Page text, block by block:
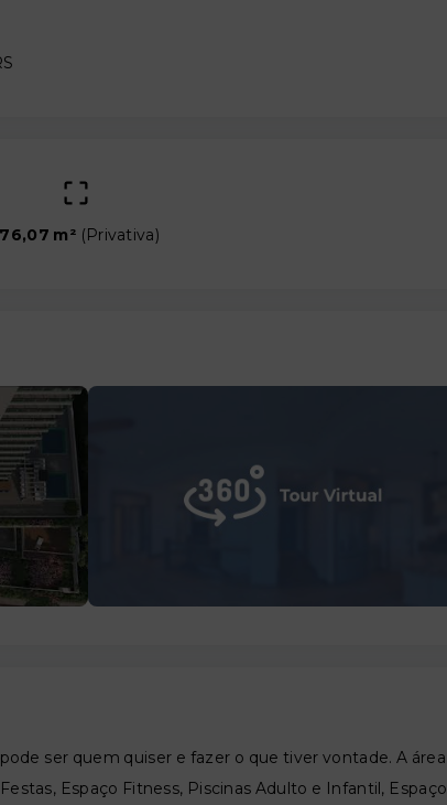
m² (Privativa)
ser quem quiser e fazer o que tiver vontade. A área
Espaço Fitness, Piscinas Adulto e Infantil, Espaço